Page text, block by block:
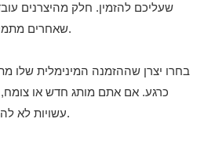
שעליכם להזמין. חלק מהיצרנים
שאחרים מתמקדים בייצור כמויות גדולות.
בחרו יצרן שההזמנה המינימלית שלו
כרגע. אם אתם מותג חדש או צומח,
עשויות לא להיות הבחירה הטובה ביותר.